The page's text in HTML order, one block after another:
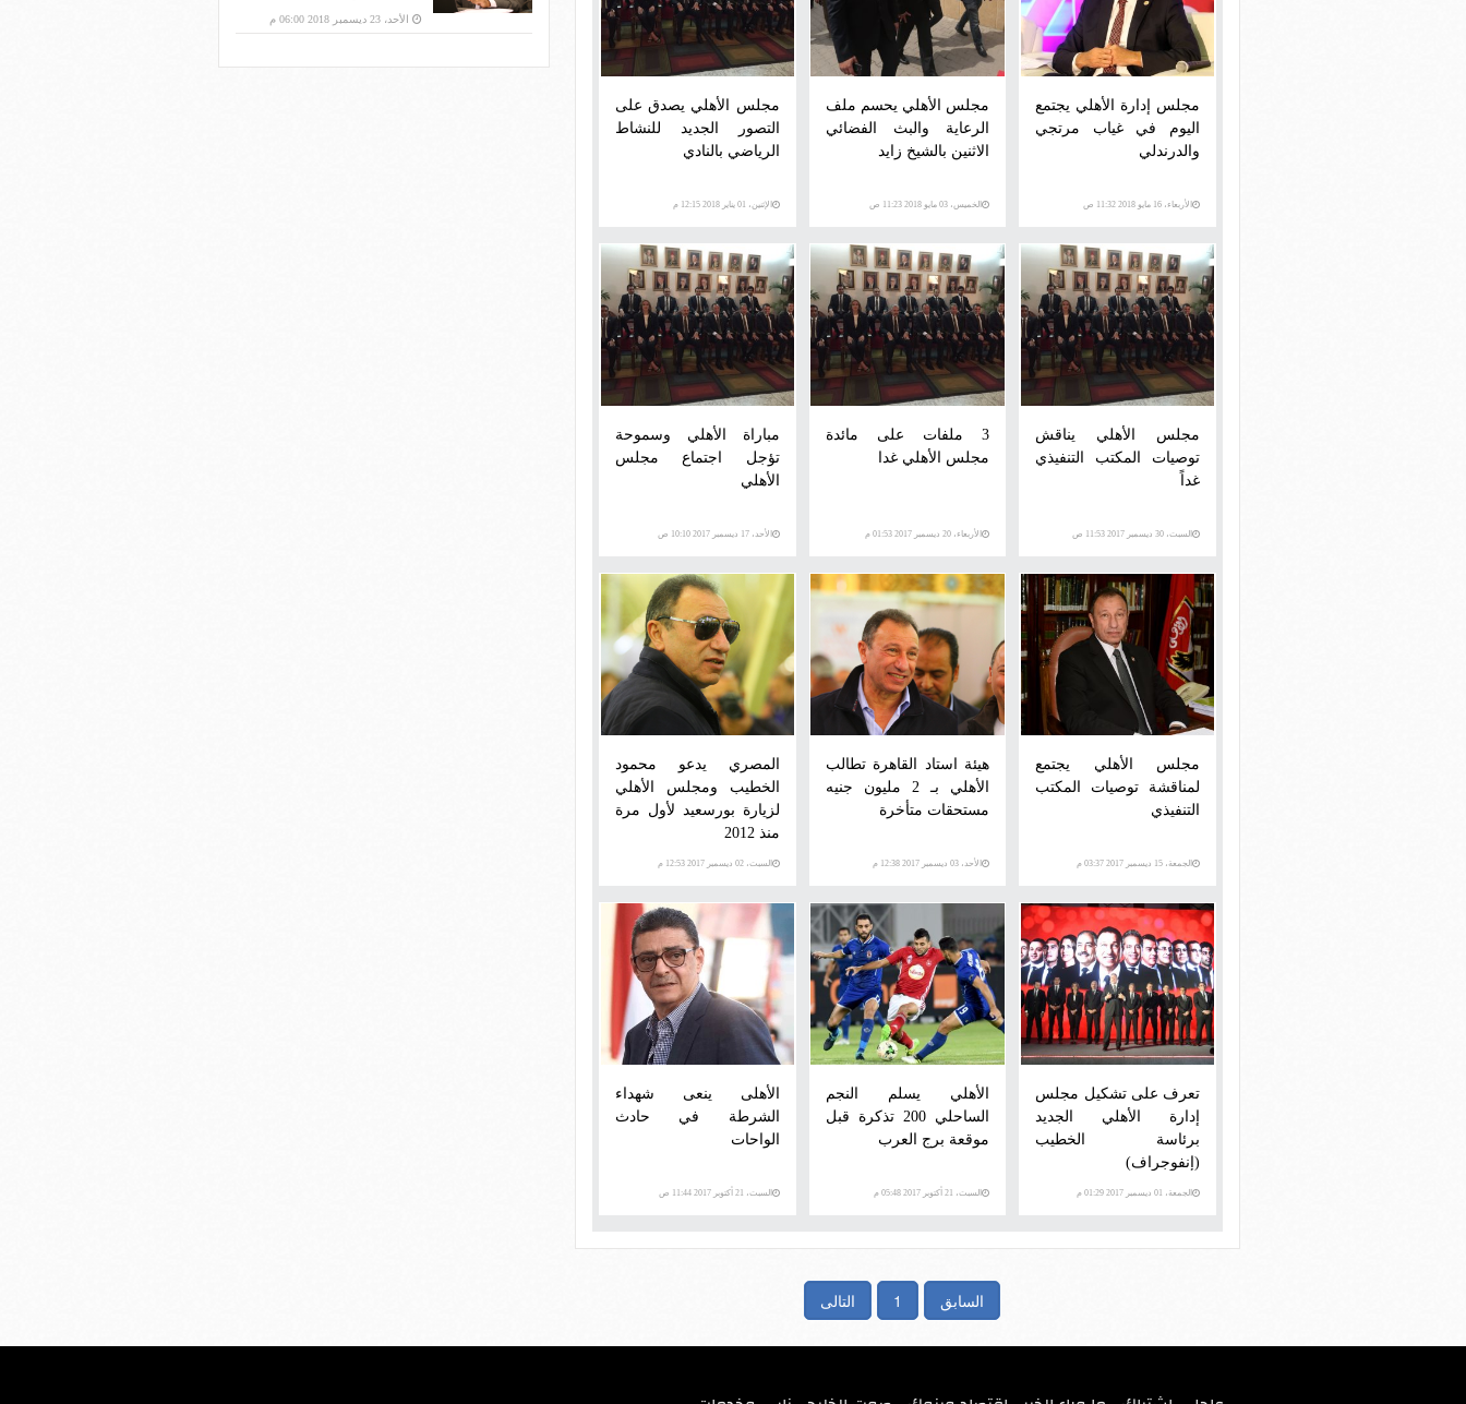
مجلس إدارة الأهلي يجتمع
اليوم في غياب مرتجي
والدرندلي
الأربعاء، 16 مايو 2018 11:32 ص
مجلس الأهلي يحسم ملف
الرعاية والبث الفضائي
الاثنين بالشيخ زايد
الخميس، 03 مايو 2018 11:23 ص
مجلس الأهلي يصدق على
التصور الجديد للنشاط
الرياضي بالنادي
الإثنين، 01 يناير 2018 12:15 م
مجلس الأهلي يناقش
توصيات المكتب التنفيذي
غداً
السبت، 30 ديسمبر 2017 11:53 ص
3 ملفات على مائدة
مجلس الأهلي غدا
الأربعاء، 20 ديسمبر 2017 01:53 م
مباراة الأهلي وسموحة
تؤجل اجتماع مجلس
الأهلي
الأحد، 17 ديسمبر 2017 10:10 ص
مجلس الأهلي يجتمع
لمناقشة توصيات المكتب
التنفيذي
الجمعة، 15 ديسمبر 2017 03:37 م
هيئة استاد القاهرة تطالب
الأهلي بـ 2 مليون جنيه
مستحقات متأخرة
الأحد، 03 ديسمبر 2017 12:38 م
المصري يدعو محمود
الخطيب ومجلس الأهلي
لزيارة بورسعيد لأول مرة
منذ 2012
السبت، 02 ديسمبر 2017 12:53 م
تعرف على تشكيل مجلس
إدارة الأهلي الجديد
برئاسة الخطيب
(إنفوجراف)
الجمعة، 01 ديسمبر 2017 01:29 م
الأهلي يسلم النجم
الساحلي 200 تذكرة قبل
موقعة برج العرب
السبت، 21 أكتوبر 2017 05:48 م
الأهلى ينعى شهداء
الشرطة في حادث
الواحات
السبت، 21 أكتوبر 2017 11:44 ص
السابق 1 التالى
الأحد، 23 ديسمبر 2018 06:00 م